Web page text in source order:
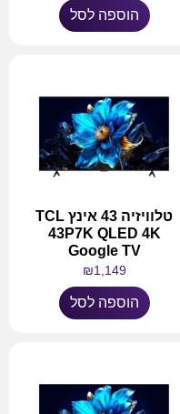
הוספה לסל
טלוויזיה 43 אינץ TCL
43P7K QLED 4K
Google TV
₪1,149
הוספה לסל